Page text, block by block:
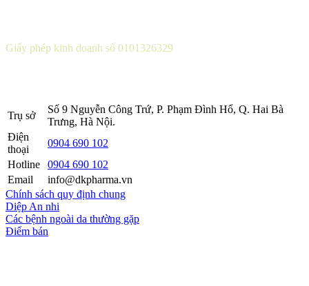
Giấy phép kinh doanh số 0101326329
Trụ sở
Số 9 Nguyễn Công Trứ, P. Phạm Đình Hổ, Q. Hai Bà
Trưng, Hà Nội.
Điện
thoại
0904 690 102
Hotline
0904 690 102
Email
info@dkpharma.vn
Chính sách quy định chung
Diệp An nhi
Các bệnh ngoài da thường gặp
Điểm bán